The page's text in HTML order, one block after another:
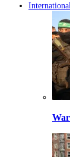
International